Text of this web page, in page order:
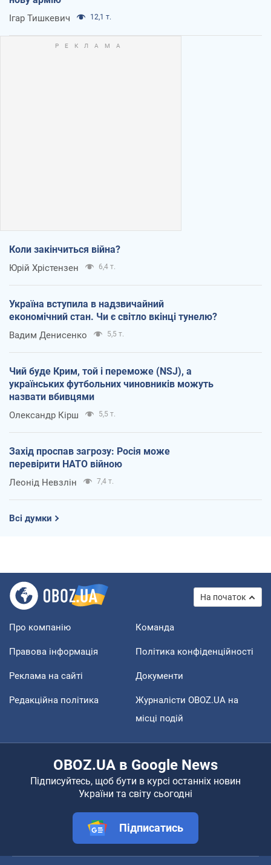
Ігар Тишкевич 12,1 т.
Коли закінчиться війна?
Юрій Хрістензен 6,4 т.
Україна вступила в надзвичайний
економічний стан. Чи є світло вкінці тунелю?
Вадим Денисенко 5,5 т.
Чий буде Крим, той і переможе (NSJ), а
українських футбольних чиновників можуть
назвати вбивцями
Олександр Кірш 5,5 т.
Захід проспав загрозу: Росія може
перевірити НАТО війною
Леонід Невзлін 7,4 т.
Всі думки
На початок
Про компанію Команда
Правова інформація Політика конфіденційності
Реклама на сайті Документи
Редакційна політика
Журналісти OBOZ.UA на
місці подій
OBOZ.UA в Google News
Підписуйтесь, щоб бути в курсі останніх новин
України та світу сьогодні
Підписатись